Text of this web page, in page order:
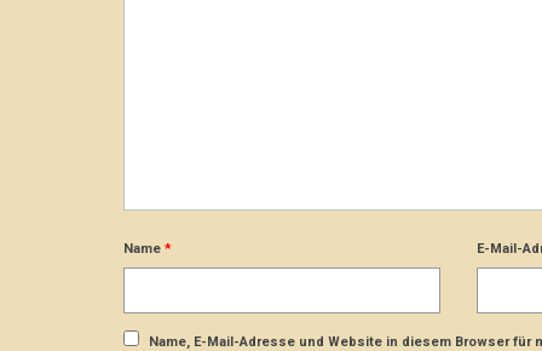
Name * E-Mail-
Name, E-Mail-Adresse und Website in diesem Browser